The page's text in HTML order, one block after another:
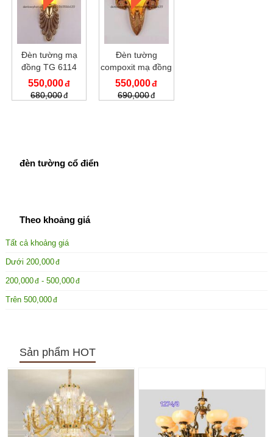
Đèn tường mạ
đồng TG 6114
550,000
680,000
Đèn tường
compoxit mạ đồng
6151
550,000
690,000
đèn tường cổ điển
Theo khoảng giá
Tất cả khoảng giá
Dưới 200,000
200,000 - 500,000
Trên 500,000
Sản phẩm HOT